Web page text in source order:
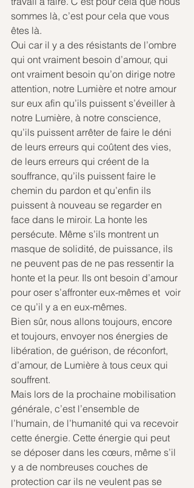
sommes là, c’est pour cela que vous
êtes là.
Oui car il y a des résistants de l’ombre
qui ont vraiment besoin d’amour, qui
ont vraiment besoin qu’on dirige notre
attention, notre Lumière et notre amour
sur eux afin qu’ils puissent s’éveiller à
notre Lumière, à notre conscience,
qu’ils puissent arrêter de faire le déni
de leurs erreurs qui coûtent des vies,
de leurs erreurs qui créent de la
souffrance, qu’ils puissent faire le
chemin du pardon et qu’enfin ils
puissent à nouveau se regarder en
face dans le miroir. La honte les
persécute. Même s’ils montrent un
masque de solidité, de puissance, ils
ne peuvent pas de ne pas ressentir la
honte et la peur. Ils ont besoin d’amour
pour oser s’affronter eux-mêmes et  voir
ce qu’il y a en eux-mêmes.
Bien sûr, nous allons toujours, encore
et toujours, envoyer nos énergies de
libération, de guérison, de réconfort,
d’amour, de Lumière à tous ceux qui
souffrent.
Mais lors de la prochaine mobilisation
générale, c’est l’ensemble de
l’humain, de l’humanité qui va recevoir
cette énergie. Cette énergie qui peut
se déposer dans les cœurs, même s’il
y a de nombreuses couches de
protection car ils ne veulent pas se